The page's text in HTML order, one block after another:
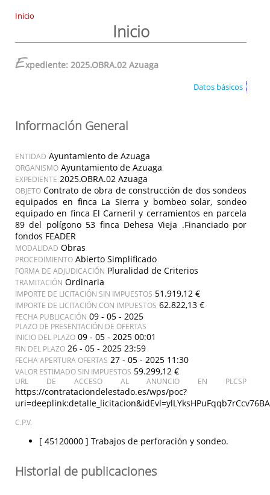
Inicio
Inicio
Expediente: 2025.OBRA.02 Azuaga
Datos básicos
Información General
ENTIDAD Ayuntamiento de Azuaga
ORGANISMO Ayuntamiento de Azuaga
EXPEDIENTE 2025.OBRA.02 Azuaga
OBJETO Contrato de obra de construcción de dos sondeos
equipados en finca La Sierra y bombeo solar, sondeo
equipado en finca El Carneril y cerramientos en parcela
89 del polígono 53 finca Dehesa Vieja .Financiado por
fondos FEADER
MODALIDAD Obras
PROCEDIMIENTO Abierto Simplificado
FORMA DE ADJUDICACIÓN Pluralidad de Criterios
TRAMITACIÓN Ordinaria
IMPORTE DE LICITACIÓN SIN IMPUESTOS 51.919,12 €
IMPORTE DE LICITACIÓN CON IMPUESTOS 62.822,13 €
FECHA PUBLICACIÓN 09 - 05 - 2025
PLAZO DE PRESENTACIÓN DE OFERTAS
INICIO DEL PLAZO 09 - 05 - 2025 00:01
FIN DEL PLAZO 26 - 05 - 2025 23:59
FECHA APERTURA OFERTAS 27 - 05 - 2025 11:30
VALOR ESTIMADO SIN IMPUESTOS 59.299,12 €
URL DE ACCESO AL ANUNCIO EN PLCSP
https://contrataciondelestado.es/wps/poc?
C.P.V.
[ 45120000 ] Trabajos de perforación y sondeo.
Historial de publicaciones